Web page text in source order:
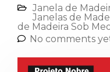
Janela de
Janelas de
de Madeira Sob
No comments